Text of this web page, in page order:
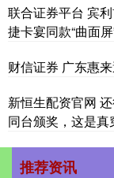
联合证券平台 宾
捷卡宴同款“曲面屏
财信证券 广东惠
新恒生配资官网
同台颁奖，这是
推荐资讯